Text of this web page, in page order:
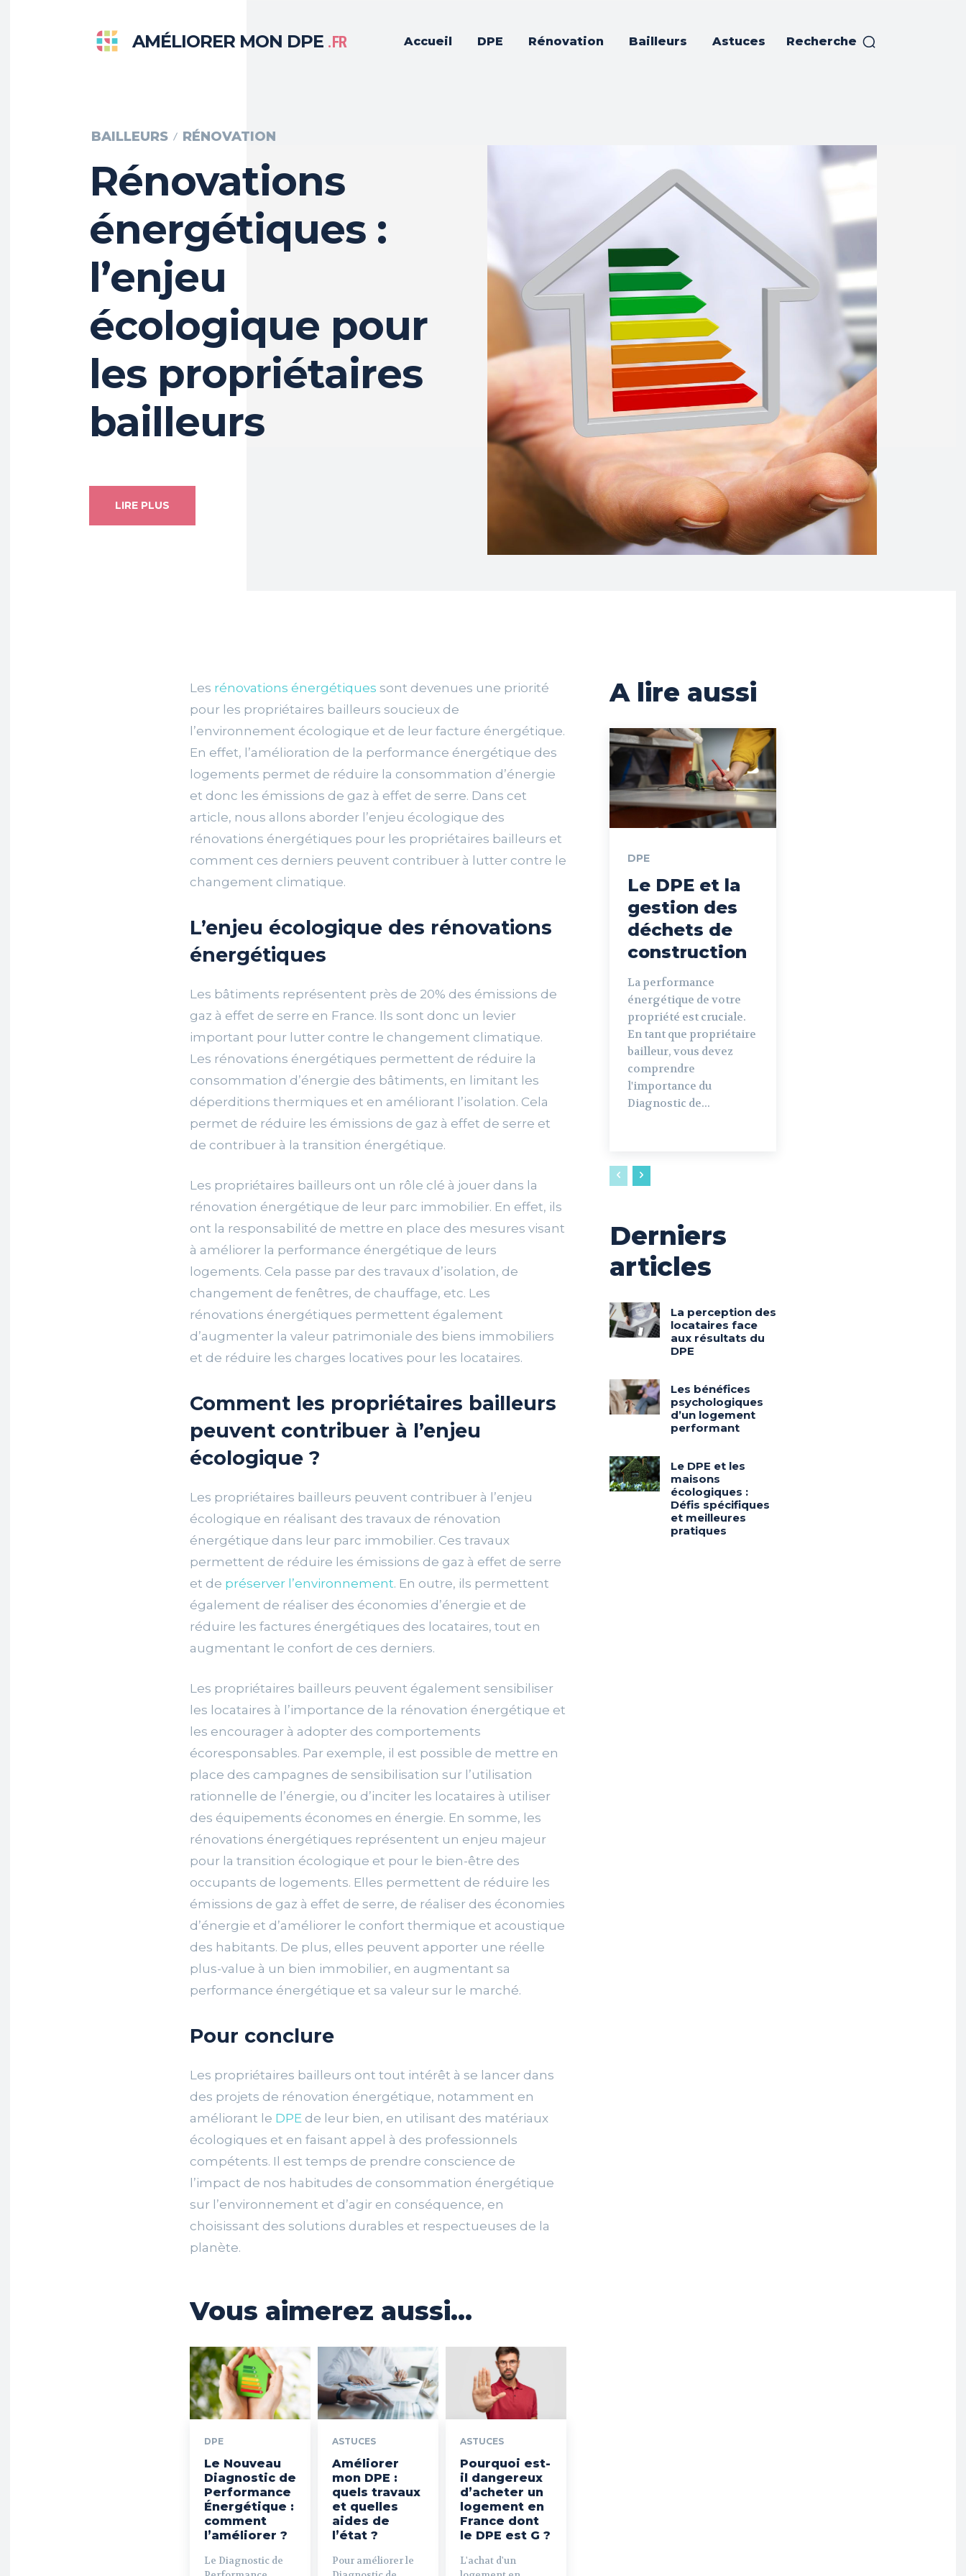
AMÉLIORER MON DPE .FR Accueil DPE Rénovation Bailleurs Astuces Recherche
BAILLEURS RÉNOVATION
Rénovations
énergétiques :
l’enjeu
écologique pour
les propriétaires
bailleurs
LIRE PLUS
Les rénovations énergétiques sont devenues une priorité
pour les propriétaires bailleurs soucieux de
l’environnement écologique et de leur facture énergétique.
En effet, l’amélioration de la performance énergétique des
logements permet de réduire la consommation d’énergie
et donc les émissions de gaz à effet de serre. Dans cet
article, nous allons aborder l’enjeu écologique des
rénovations énergétiques pour les propriétaires bailleurs et
comment ces derniers peuvent contribuer à lutter contre le
changement climatique.
L’enjeu écologique des rénovations
énergétiques
Les bâtiments représentent près de 20% des émissions de
gaz à effet de serre en France. Ils sont donc un levier
important pour lutter contre le changement climatique.
Les rénovations énergétiques permettent de réduire la
consommation d’énergie des bâtiments, en limitant les
déperditions thermiques et en améliorant l’isolation. Cela
permet de réduire les émissions de gaz à effet de serre et
de contribuer à la transition énergétique.
Les propriétaires bailleurs ont un rôle clé à jouer dans la
rénovation énergétique de leur parc immobilier. En effet, ils
ont la responsabilité de mettre en place des mesures visant
à améliorer la performance énergétique de leurs
logements. Cela passe par des travaux d’isolation, de
changement de fenêtres, de chauffage, etc. Les
rénovations énergétiques permettent également
d’augmenter la valeur patrimoniale des biens immobiliers
et de réduire les charges locatives pour les locataires.
Comment les propriétaires bailleurs
peuvent contribuer à l’enjeu
écologique ?
Les propriétaires bailleurs peuvent contribuer à l’enjeu
écologique en réalisant des travaux de rénovation
énergétique dans leur parc immobilier. Ces travaux
permettent de réduire les émissions de gaz à effet de serre
et de préserver l’environnement. En outre, ils permettent
également de réaliser des économies d’énergie et de
réduire les factures énergétiques des locataires, tout en
augmentant le confort de ces derniers.
Les propriétaires bailleurs peuvent également sensibiliser
les locataires à l’importance de la rénovation énergétique et
les encourager à adopter des comportements
écoresponsables. Par exemple, il est possible de mettre en
place des campagnes de sensibilisation sur l’utilisation
rationnelle de l’énergie, ou d’inciter les locataires à utiliser
des équipements économes en énergie. En somme, les
rénovations énergétiques représentent un enjeu majeur
pour la transition écologique et pour le bien-être des
occupants de logements. Elles permettent de réduire les
émissions de gaz à effet de serre, de réaliser des économies
d’énergie et d’améliorer le confort thermique et acoustique
des habitants. De plus, elles peuvent apporter une réelle
plus-value à un bien immobilier, en augmentant sa
performance énergétique et sa valeur sur le marché.
Pour conclure
Les propriétaires bailleurs ont tout intérêt à se lancer dans
des projets de rénovation énergétique, notamment en
améliorant le DPE de leur bien, en utilisant des matériaux
écologiques et en faisant appel à des professionnels
compétents. Il est temps de prendre conscience de
l’impact de nos habitudes de consommation énergétique
sur l’environnement et d’agir en conséquence, en
choisissant des solutions durables et respectueuses de la
planète.
Vous aimerez aussi...
DPE
Le Nouveau
Diagnostic de
Performance
Énergétique :
comment
l’améliorer ?
Le Diagnostic de
ASTUCES
Améliorer
mon DPE :
quels travaux
et quelles
aides de
l’état ?
Pour améliorer le
ASTUCES
Pourquoi est-
il dangereux
d’acheter un
logement en
France dont
le DPE est G ?
L'achat d'un
A lire aussi
DPE
Le DPE et la
gestion des
déchets de
construction
La performance
énergétique de votre
propriété est cruciale.
En tant que propriétaire
bailleur, vous devez
comprendre
l'importance du
Diagnostic de...
Derniers
articles
La perception des
locataires face
aux résultats du
DPE
Les bénéfices
psychologiques
d’un logement
performant
Le DPE et les
maisons
écologiques :
Défis spécifiques
et meilleures
pratiques